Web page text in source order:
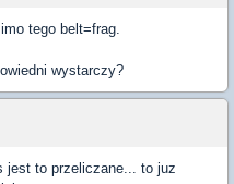
tego belt=frag.
wystarczy?
jest to przeliczane... to juz